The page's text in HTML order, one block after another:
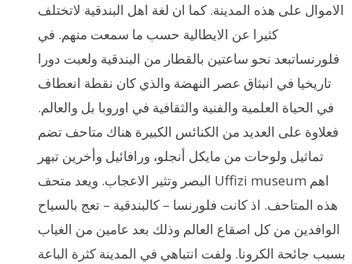
الاموال على هذه المدينة. كما ان لغة اهل البندقية لاتختلف
كثيرا عن الايطالية حسب ما سمعت منهم. في
فلورنساتبعد نحو ساعتين بالقطار من البندقية ولعبت دورا
تاريخيا في انبثاق عصر النهضة والذي كان نقطة انعطاف
في الحياة العلمية والفنية والثقافية في اوروبا بل والعالم.
فعلاوة على العديد من الكنائس الكبيرة هناك متاحف تضم
تماثيل ولوحات من مايكل أنجلو، ورافائيل وأخرين تبهر
البصر وتثير الاعجاب. ويعد متحف Uffizi museum اهم
هذه المتاحف. اذ كانت فلورنسا – كالبندقية – تعج بالسياح
الوافدين من كل اصقاع العالم وذلك بعد عامين من الغياب
بسبب جائحة الكرونا. ولفت انتباهي في المدينة كثرة الباعة